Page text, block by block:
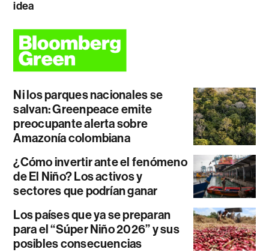
idea
Ni los parques nacionales se
salvan: Greenpeace emite
preocupante alerta sobre
Amazonía colombiana
¿Cómo invertir ante el fenómeno
de El Niño? Los activos y
sectores que podrían ganar
Los países que ya se preparan
para el “Súper Niño 2026” y sus
posibles consecuencias